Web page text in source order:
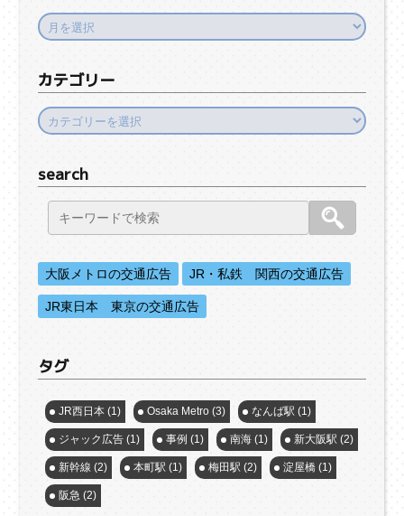
カテゴリー
search
大阪メトロの交通広告 JR・私鉄 関西の交通広告
JR東日本 東京の交通広告
タグ
JR西日本 (1) Osaka Metro (3) なんば駅 (1)
ジャック広告 (1) 事例 (1) 南海 (1) 新大阪駅 (2)
新幹線 (2) 本町駅 (1) 梅田駅 (2) 淀屋橋 (1)
阪急 (2)